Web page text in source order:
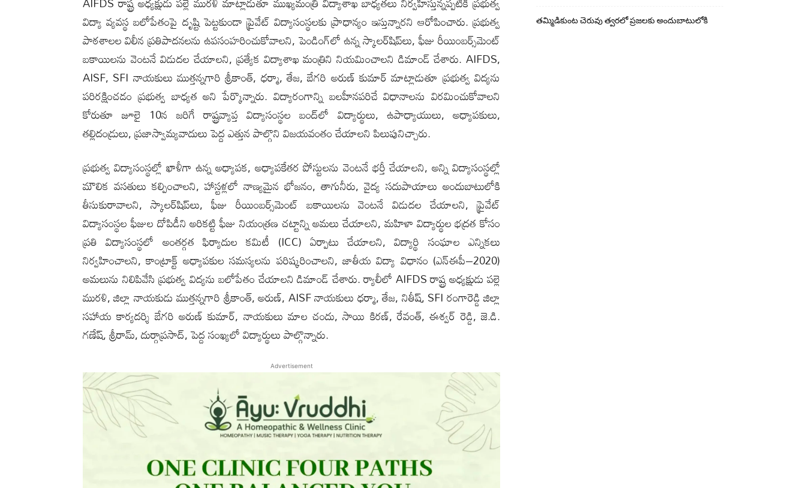
విద్యా వ్యవస్థ బలోపేతంపై దృష్టి పెట్టకుండా ప్రైవేట్ విద్యాసంస్థలకు ప్రాధాన్యం ఇస్తున్నారని ఆరోపించారు. ప్రభుత్వ
పాఠశాలల విలీన ప్రతిపాదనలను ఉపసంహరించుకోవాలని, పెండింగ్‌లో ఉన్న స్కాలర్‌షిప్‌లు, ఫీజు రీయింబర్స్‌మెంట్
బకాయిలను వెంటనే విడుదల చేయాలని, ప్రత్యేక విద్యాశాఖ మంత్రిని నియమించాలని డిమాండ్ చేశారు. AIFDS,
AISF, SFI నాయకులు ముత్తన్నగారి శ్రీకాంత్, ధర్మా, తేజ, బేగరి అరుణ్ కుమార్ మాట్లాడుతూ ప్రభుత్వ విద్యను
పరిరక్షించడం ప్రభుత్వ బాధ్యత అని పేర్కొన్నారు. విద్యారంగాన్ని బలహీనపరిచే విధానాలను విరమించుకోవాలని
కోరుతూ జూలై 10న జరిగే రాష్ట్రవ్యాప్త విద్యాసంస్థల బంద్‌లో విద్యార్థులు, ఉపాధ్యాయులు, అధ్యాపకులు,
తల్లిదండ్రులు, ప్రజాస్వామ్యవాదులు పెద్ద ఎత్తున పాల్గొని విజయవంతం చేయాలని పిలుపునిచ్చారు.
ప్రభుత్వ విద్యాసంస్థల్లో ఖాళీగా ఉన్న అధ్యాపక, అధ్యాపకేతర పోస్టులను వెంటనే భర్తీ చేయాలని, అన్ని విద్యాసంస్థల్లో
మౌలిక వసతులు కల్పించాల‌ని, హాస్టళ్లలో నాణ్యమైన భోజనం, తాగునీరు, వైద్య సదుపాయాలు అందుబాటులోకి
తీసుకురావాల‌ని, స్కాలర్‌షిప్‌లు, ఫీజు రీయింబర్స్‌మెంట్ బకాయిలను వెంటనే విడుదల చేయాల‌ని, ప్రైవేట్
విద్యాసంస్థల ఫీజుల దోపిడీని అరికట్టి ఫీజు నియంత్రణ చట్టాన్ని అమలు చేయాల‌ని, మహిళా విద్యార్థుల భద్రత కోసం
ప్రతి విద్యాసంస్థలో అంతర్గత ఫిర్యాదుల కమిటీ (ICC) ఏర్పాటు చేయాల‌ని, విద్యార్థి సంఘాల ఎన్నికలు
నిర్వహించాల‌ని, కాంట్రాక్ట్ అధ్యాపకుల సమస్యలను పరిష్కరించాల‌ని, జాతీయ విద్యా విధానం (ఎన్‌ఈపీ–2020)
అమలును నిలిపివేసి ప్రభుత్వ విద్యను బలోపేతం చేయాల‌ని డిమాండ్ చేశారు. ర్యాలీలో AIFDS రాష్ట్ర అధ్యక్షుడు పల్లె
మురళి, జిల్లా నాయకుడు ముత్తన్నగారి శ్రీకాంత్, అరుణ్, AISF నాయకులు ధర్మా, తేజ, నితీష్, SFI రంగారెడ్డి జిల్లా
సహాయ కార్యదర్శి బేగరి అరుణ్ కుమార్, నాయకులు మాల చందు, సాయి కిరణ్, రేవంత్, ఈశ్వర్ రెడ్డి, జె.డి.
గణేష్, శ్రీరామ్, దుర్గాప్రసాద్, పెద్ద సంఖ్యలో విద్యార్థులు పాల్గొన్నారు.
Advertisement
తమ్మిడికుంట చెరువు త్వరలో ప్రజలకు అందుబాటులోకి